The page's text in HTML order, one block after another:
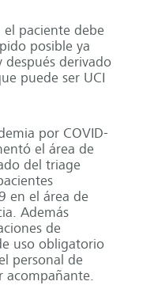
el paciente debe
posible ya
después derivado
puede ser UCI
por COVID-
el área de
del triage
en el área de
Además
de
uso obligatorio
personal de
acompañante.